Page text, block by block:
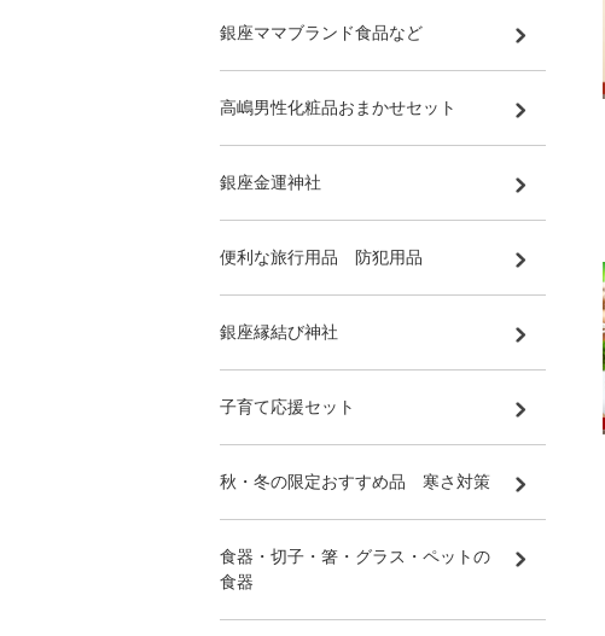
銀座ママブランド食品など
高嶋男性化粧品おまかせセット
銀座金運神社
便利な旅行用品 防犯用品
銀座縁結び神社
子育て応援セット
秋・冬の限定おすすめ品 寒さ対策
食器・切子・箸・グラス・ペットの
食器